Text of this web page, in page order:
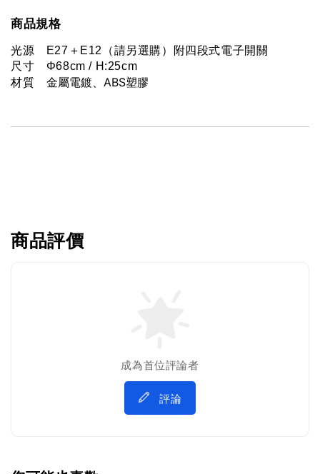
商品規格
光源　E27＋E12（請另選購）附四段式電子開關
尺寸　Φ68cm / H:25cm
材質 金屬電鍍、 ABS塑膠
商品評價
成為首位評論者
評論